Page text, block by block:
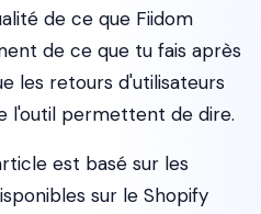
de ce que Fiidom
de ce que tu fais après
les retours d'utilisateurs
l'outil permettent de dire.
est basé sur les
sur le Shopify